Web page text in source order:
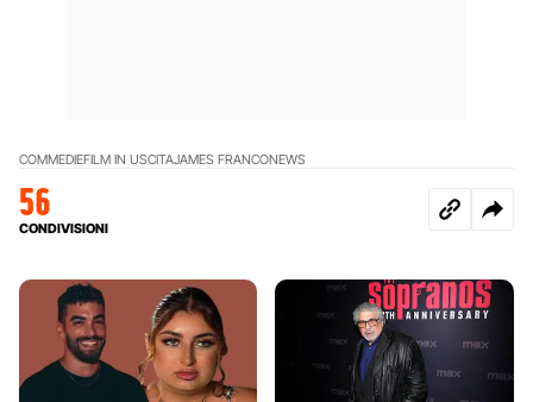
COMMEDIEFILM IN USCITAJAMES FRANCONEWS
56
CONDIVISIONI